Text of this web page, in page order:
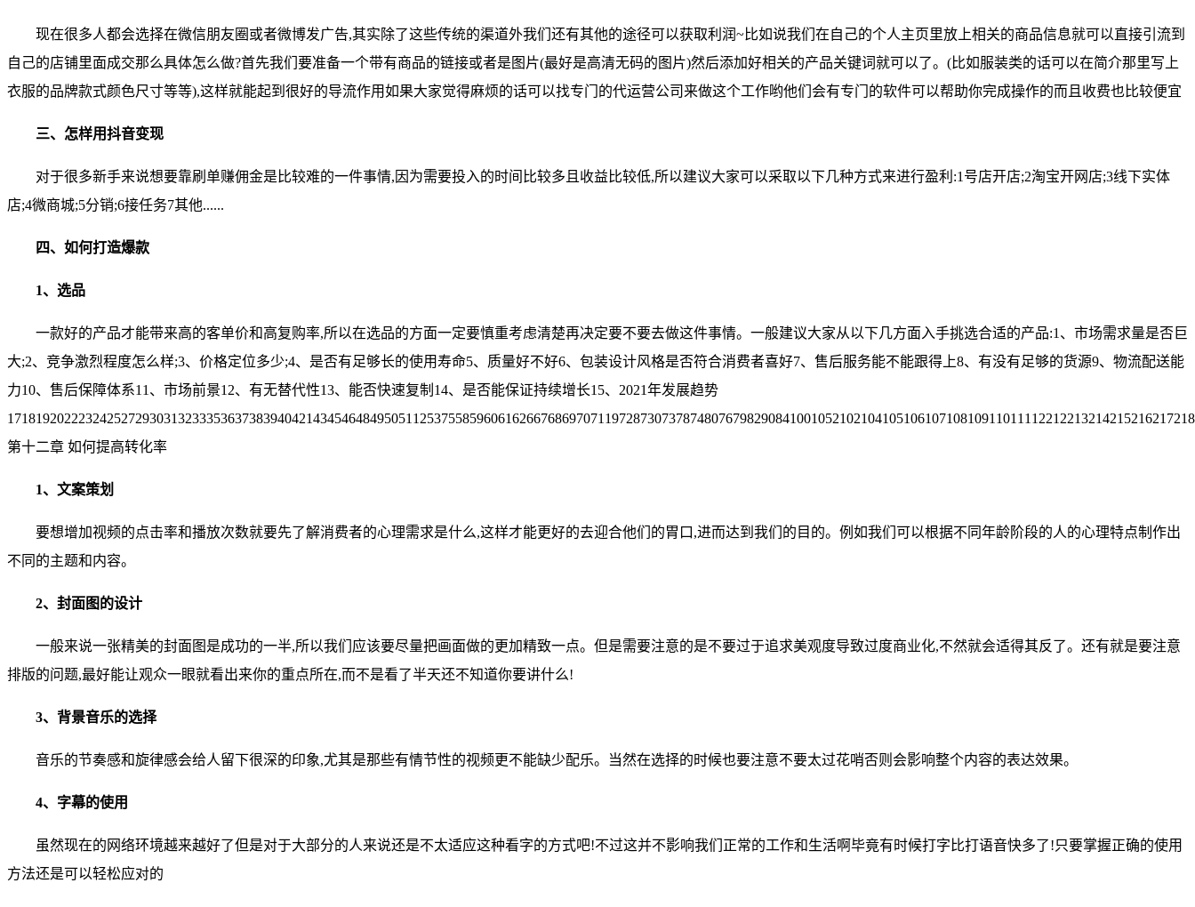
现在很多人都会选择在微信朋友圈或者微博发广告,其实除了这些传统的渠道外我们还有其他的途径可以获取利润~比如说我们在自己的个人主页里放上相关的商品信息就可以直接引流到
自己的店铺里面成交那么具体怎么做?首先我们要准备一个带有商品的链接或者是图片(最好是高清无码的图片)然后添加好相关的产品关键词就可以了。(比如服装类的话可以在简介那里写上
衣服的品牌款式颜色尺寸等等),这样就能起到很好的导流作用如果大家觉得麻烦的话可以找专门的代运营公司来做这个工作哟他们会有专门的软件可以帮助你完成操作的而且收费也比较便宜
三、怎样用抖音变现
对于很多新手来说想要靠刷单赚佣金是比较难的一件事情,因为需要投入的时间比较多且收益比较低,所以建议大家可以采取以下几种方式来进行盈利:1号店开店;2淘宝开网店;3线下实体
店;4微商城;5分销;6接任务7其他......
四、如何打造爆款
1、选品
一款好的产品才能带来高的客单价和高复购率,所以在选品的方面一定要慎重考虑清楚再决定要不要去做这件事情。一般建议大家从以下几方面入手挑选合适的产品:1、市场需求量是否巨
大;2、竞争激烈程度怎么样;3、价格定位多少;4、是否有足够长的使用寿命5、质量好不好6、包装设计风格是否符合消费者喜好7、售后服务能不能跟得上8、有没有足够的货源9、物流配送能
力10、售后保障体系11、市场前景12、有无替代性13、能否快速复制14、是否能保证持续增长15、2021年发展趋势
第十二章 如何提高转化率
1、文案策划
要想增加视频的点击率和播放次数就要先了解消费者的心理需求是什么,这样才能更好的去迎合他们的胃口,进而达到我们的目的。例如我们可以根据不同年龄阶段的人的心理特点制作出
不同的主题和内容。
2、封面图的设计
一般来说一张精美的封面图是成功的一半,所以我们应该要尽量把画面做的更加精致一点。但是需要注意的是不要过于追求美观度导致过度商业化,不然就会适得其反了。还有就是要注意
排版的问题,最好能让观众一眼就看出来你的重点所在,而不是看了半天还不知道你要讲什么!
3、背景音乐的选择
音乐的节奏感和旋律感会给人留下很深的印象,尤其是那些有情节性的视频更不能缺少配乐。当然在选择的时候也要注意不要太过花哨否则会影响整个内容的表达效果。
4、字幕的使用
虽然现在的网络环境越来越好了但是对于大部分的人来说还是不太适应这种看字的方式吧!不过这并不影响我们正常的工作和生活啊毕竟有时候打字比打语音快多了!只要掌握正确的使用
方法还是可以轻松应对的